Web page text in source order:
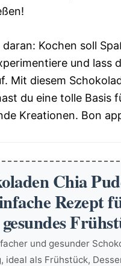
Kochen soll
und lass
Mit diesem
du eine tolle Basis
Kreationen. Bon
Chia
Rezept
gesundes
und gesunder
ideal als Frühstück,